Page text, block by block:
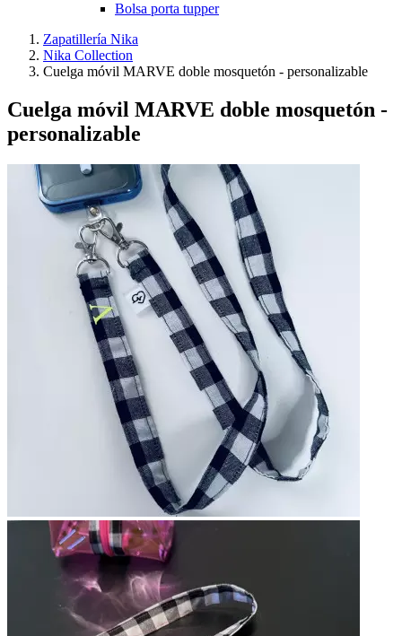
Bolsa porta tupper
Zapatillería Nika
Nika Collection
Cuelga móvil MARVE doble mosquetón - personalizable
Cuelga móvil MARVE doble mosquetón -
personalizable